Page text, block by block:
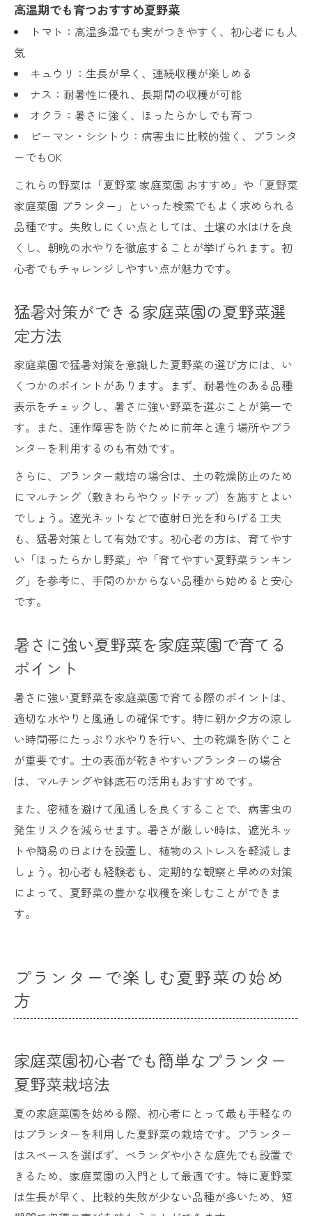
高温期でも育つおすすめ夏野菜
トマト：高温多湿でも実がつきやすく、初心者にも人
気
キュウリ：生長が早く、連続収穫が楽しめる
ナス：耐暑性に優れ、長期間の収穫が可能
オクラ：暑さに強く、ほったらかしでも育つ
ピーマン・シシトウ：病害虫に比較的強く、プランタ
ーでもOK
これらの野菜は「夏野菜 家庭菜園 おすすめ」や「夏野菜
家庭菜園 プランター」といった検索でもよく求められる
品種です。失敗しにくい点としては、土壌の水はけを良
くし、朝晩の水やりを徹底することが挙げられます。初
心者でもチャレンジしやすい点が魅力です。
猛暑対策ができる家庭菜園の夏野菜選
定方法
家庭菜園で猛暑対策を意識した夏野菜の選び方には、い
くつかのポイントがあります。まず、耐暑性のある品種
表示をチェックし、暑さに強い野菜を選ぶことが第一で
す。また、連作障害を防ぐために前年と違う場所やプラ
ンターを利用するのも有効です。
さらに、プランター栽培の場合は、土の乾燥防止のため
にマルチング（敷きわらやウッドチップ）を施すとよい
でしょう。遮光ネットなどで直射日光を和らげる工夫
も、猛暑対策として有効です。初心者の方は、育てやす
い「ほったらかし野菜」や「育てやすい夏野菜ランキン
グ」を参考に、手間のかからない品種から始めると安心
です。
暑さに強い夏野菜を家庭菜園で育てる
ポイント
暑さに強い夏野菜を家庭菜園で育てる際のポイントは、
適切な水やりと風通しの確保です。特に朝か夕方の涼し
い時間帯にたっぷり水やりを行い、土の乾燥を防ぐこと
が重要です。土の表面が乾きやすいプランターの場合
は、マルチングや鉢底石の活用もおすすめです。
また、密植を避けて風通しを良くすることで、病害虫の
発生リスクを減らせます。暑さが厳しい時は、遮光ネッ
トや簡易の日よけを設置し、植物のストレスを軽減しま
しょう。初心者も経験者も、定期的な観察と早めの対策
によって、夏野菜の豊かな収穫を楽しむことができま
す。
プランターで楽しむ夏野菜の始め
方
家庭菜園初心者でも簡単なプランター
夏野菜栽培法
夏の家庭菜園を始める際、初心者にとって最も手軽なの
はプランターを利用した夏野菜の栽培です。プランター
はスペースを選ばず、ベランダや小さな庭先でも設置で
きるため、家庭菜園の入門として最適です。特に夏野菜
は生長が早く、比較的失敗が少ない品種が多いため、短